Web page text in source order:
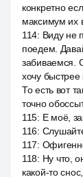
конкретно
максимум их
114: Виду не
поедем.
забиваемся.
хочу быстрее
То есть вот
точно
115: Е моё,
116:
117:
118: Ну что,
какой-то